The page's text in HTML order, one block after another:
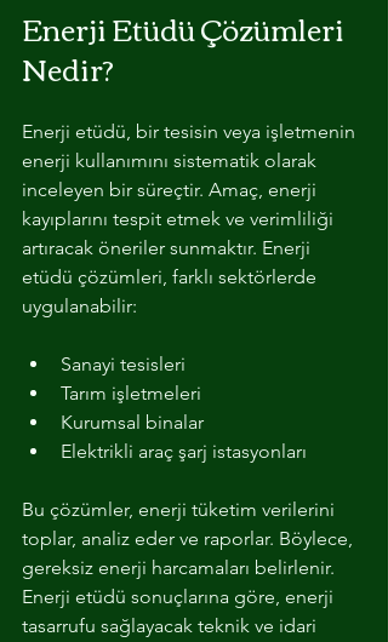
Enerji Etüdü Çözümleri
Nedir?
Enerji etüdü, bir tesisin veya işletmenin
enerji kullanımını sistematik olarak
inceleyen bir süreçtir. Amaç, enerji
kayıplarını tespit etmek ve verimliliği
artıracak öneriler sunmaktır. Enerji
etüdü çözümleri, farklı sektörlerde
uygulanabilir:
Sanayi tesisleri
Tarım işletmeleri
Kurumsal binalar
Elektrikli araç şarj istasyonları
Bu çözümler, enerji tüketim verilerini
toplar, analiz eder ve raporlar. Böylece,
gereksiz enerji harcamaları belirlenir.
Enerji etüdü sonuçlarına göre, enerji
tasarrufu sağlayacak teknik ve idari